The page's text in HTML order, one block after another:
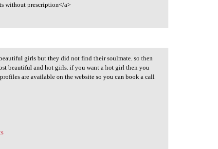
without prescription</a>
girls but they did not find their soulmate. so then
beautiful and hot girls. if you want a hot girl then you
are available on the website so you can book a call